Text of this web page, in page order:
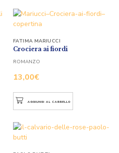
Crociera ai fiordi
13,00€
FATIMA MARIUCCI
ROMANZO
AGGIUNGI AL CARRELLO